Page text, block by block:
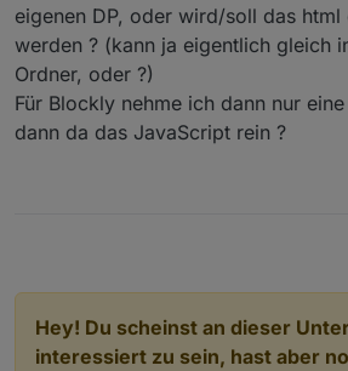
hier die spielstände
falls du die zeilen nicht
farben willst - let farbeGeradeZeilen="000000"
automatisches triggern
eigenen DP, oder wird/soll das html
werden ? (kann ja eigentlich gleich
Ordner, oder ?)
Für Blockly nehme ich dann nur
dann da das JavaScript rein ?
Hey! Du scheinst an dieser
interessiert zu sein, hast aber